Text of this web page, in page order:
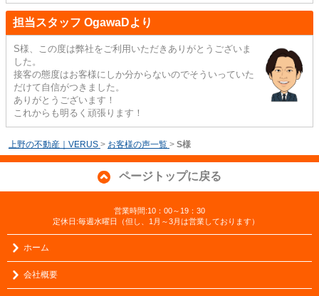
担当スタッフ OgawaDより
S様、この度は弊社をご利用いただきありがとうございま
した。
接客の態度はお客様にしか分からないのでそういっていた
だけて自信がつきました。
ありがとうございます！
これからも明るく頑張ります！
上野の不動産｜VERUS > お客様の声一覧 > S様
ページトップに戻る
営業時間:10：00～19：30
定休日:毎週水曜日（但し、1月～3月は営業しております）
ホーム
会社概要